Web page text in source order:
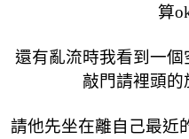
算
還有亂流時我看到一
敲門請裡頭的
請他先坐在離自己最近